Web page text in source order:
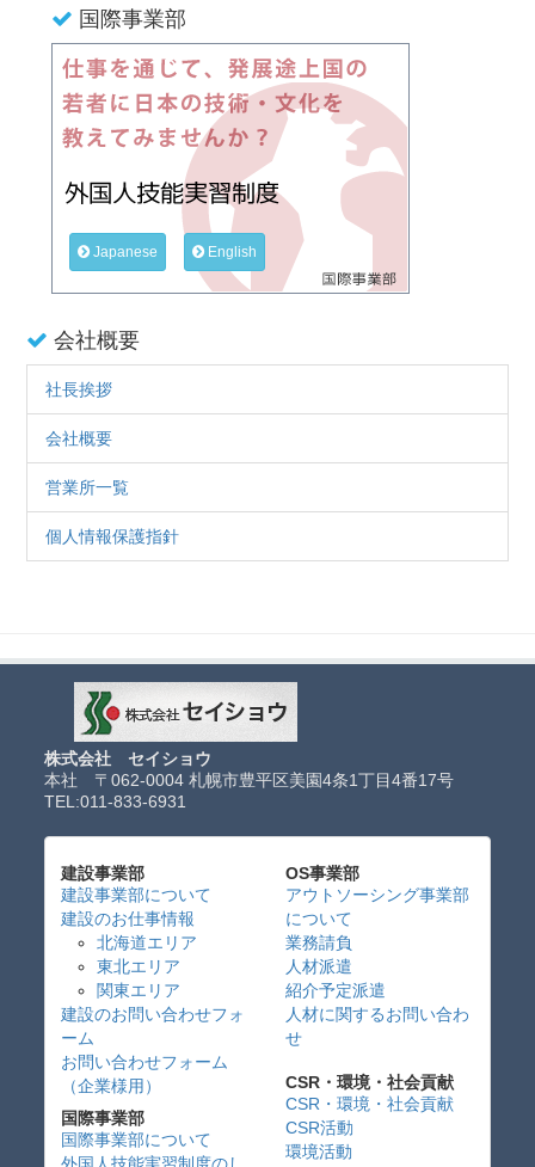
国際事業部
English
Japanese
会社概要
社長挨拶
会社概要
営業所一覧
個人情報保護指針
株式会社 セイショウ
本社 〒062-0004 札幌市豊平区美園4条1丁目4番17号
TEL:011-833-6931
建設事業部
建設事業部について
建設のお仕事情報
北海道エリア
東北エリア
関東エリア
建設のお問い合わせフォ
ーム
お問い合わせフォーム
（企業様用）
国際事業部
国際事業部について
OS事業部
アウトソーシング事業部
について
業務請負
人材派遣
紹介予定派遣
人材に関するお問い合わ
せ
CSR・環境・社会貢献
CSR・環境・社会貢献
CSR活動
環境活動